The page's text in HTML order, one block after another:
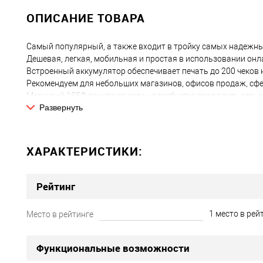
ОПИСАНИЕ ТОВАРА
Самый популярный, а также входит в тройку самых
Дешевая, легкая, мобильная и простая в использовании
Встроенный аккумулятор обеспечивает печать до 200 чеков
Рекомендуем для небольших магазинов, офисов продаж,
Меркурий 185Ф покупают если не требуется проводить
вопроса перед налоговой. В то же время на основе кассы
Бюджетное решение "вопроса с налоговой"
поставить в магазин или офис кассовый аппарат, чтобы не
Простой в использовании
сферы торговли или услуг, где не требуется серьезной
Развернуть
ХАРАКТЕРИСТИКИ:
Рейтинг
Место в рейтинге 1 место в
Функциональные возможности